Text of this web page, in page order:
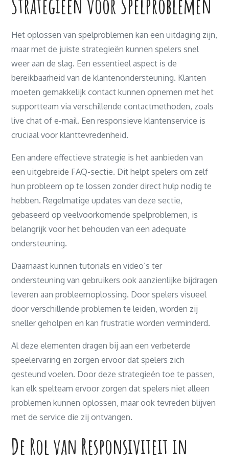
Het oplossen van spelproblemen kan een uitdaging zijn,
maar met de juiste strategieën kunnen spelers snel
weer aan de slag. Een essentieel aspect is de
bereikbaarheid van de klantenondersteuning. Klanten
moeten gemakkelijk contact kunnen opnemen met het
supportteam via verschillende contactmethoden, zoals
live chat of e-mail. Een responsieve klantenservice is
cruciaal voor klanttevredenheid.
Een andere effectieve strategie is het aanbieden van
een uitgebreide FAQ-sectie. Dit helpt spelers om zelf
hun probleem op te lossen zonder direct hulp nodig te
hebben. Regelmatige updates van deze sectie,
gebaseerd op veelvoorkomende spelproblemen, is
belangrijk voor het behouden van een adequate
ondersteuning.
Daarnaast kunnen tutorials en video’s ter
ondersteuning van gebruikers ook aanzienlijke bijdragen
leveren aan probleemoplossing. Door spelers visueel
door verschillende problemen te leiden, worden zij
sneller geholpen en kan frustratie worden verminderd.
Al deze elementen dragen bij aan een verbeterde
speelervaring en zorgen ervoor dat spelers zich
gesteund voelen. Door deze strategieën toe te passen,
kan elk spelteam ervoor zorgen dat spelers niet alleen
problemen kunnen oplossen, maar ook tevreden blijven
met de service die zij ontvangen.
De Rol van Responsiviteit in